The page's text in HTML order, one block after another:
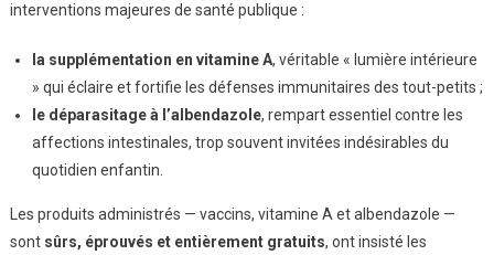
interventions majeures de santé publique :
la supplémentation en vitamine A, véritable « lumière intérieure
» qui éclaire et fortifie les défenses immunitaires des tout-petits ;
le déparasitage à l’albendazole, rempart essentiel contre les
affections intestinales, trop souvent invitées indésirables du
quotidien enfantin.
Les produits administrés — vaccins, vitamine A et albendazole —
sont sûrs, éprouvés et entièrement gratuits, ont insisté les